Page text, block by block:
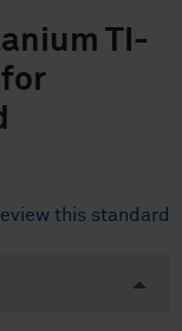
TI-
this standard